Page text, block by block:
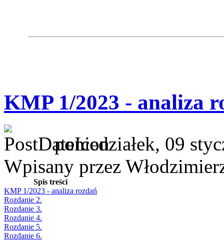
KMP 1/2023 - analiza
poniedziałek, 09
Wpisany przez
Spis treści
KMP 1/2023 - analiza rozdań
Rozdanie 2.
Rozdanie 3.
Rozdanie 4.
Rozdanie 5.
Rozdanie 6.